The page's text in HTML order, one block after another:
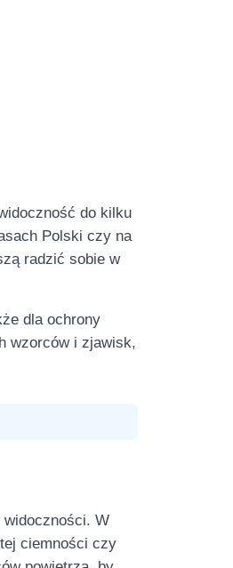
do kilku
Polski czy na
radzić sobie w
dla ochrony
wzorców i zjawisk,
widoczności. W
ciemności czy